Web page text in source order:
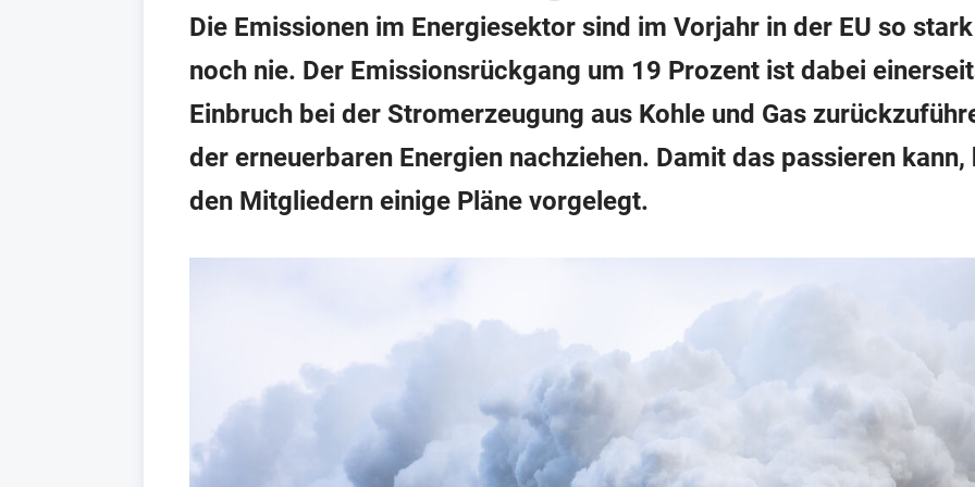
Die Emissionen im Energiesektor sind im Vorjahr in der EU so
noch nie. Der Emissionsrückgang um 19 Prozent ist dabei
Einbruch bei der Stromerzeugung aus Kohle und Gas
der erneuerbaren Energien nachziehen. Damit das passieren
den Mitgliedern einige Pläne vorgelegt.